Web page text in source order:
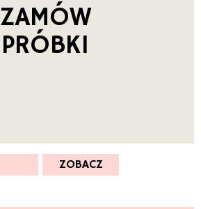
ZAMÓW
PRÓBKI
ZOBACZ